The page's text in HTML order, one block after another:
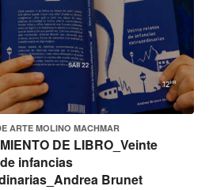
ARTE MOLINO MACHMAR
DE LIBRO_Veinte
infancias
Brunet